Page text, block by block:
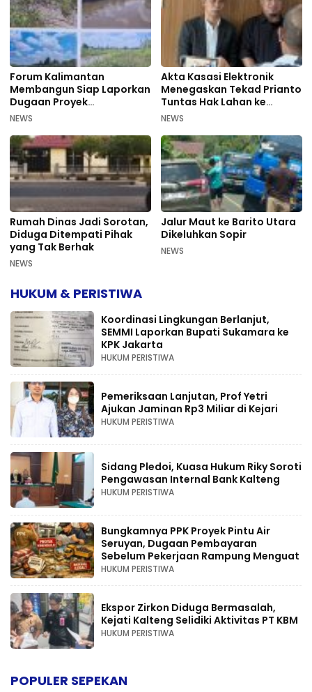
Forum Kalimantan
Membangun Siap Laporkan
Dugaan Proyek
Bermasalah PUPR Kalteng
NEWS
Akta Kasasi Elektronik
Menegaskan Tekad Prianto
Tuntas Hak Lahan ke
Mahkamah Agung
NEWS
Rumah Dinas Jadi Sorotan,
Diduga Ditempati Pihak
yang Tak Berhak
NEWS
Jalur Maut ke Barito Utara
Dikeluhkan Sopir
NEWS
HUKUM & PERISTIWA
Koordinasi Lingkungan Berlanjut,
SEMMI Laporkan Bupati Sukamara ke
KPK Jakarta
HUKUM PERISTIWA
Pemeriksaan Lanjutan, Prof Yetri
Ajukan Jaminan Rp3 Miliar di Kejari
HUKUM PERISTIWA
Sidang Pledoi, Kuasa Hukum Riky Soroti
Pengawasan Internal Bank Kalteng
HUKUM PERISTIWA
Bungkamnya PPK Proyek Pintu Air
Seruyan, Dugaan Pembayaran
Sebelum Pekerjaan Rampung Menguat
HUKUM PERISTIWA
Ekspor Zirkon Diduga Bermasalah,
Kejati Kalteng Selidiki Aktivitas PT KBM
HUKUM PERISTIWA
POPULER SEPEKAN